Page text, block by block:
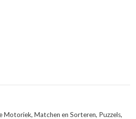
Motoriek, Matchen en Sorteren, Puzzels,